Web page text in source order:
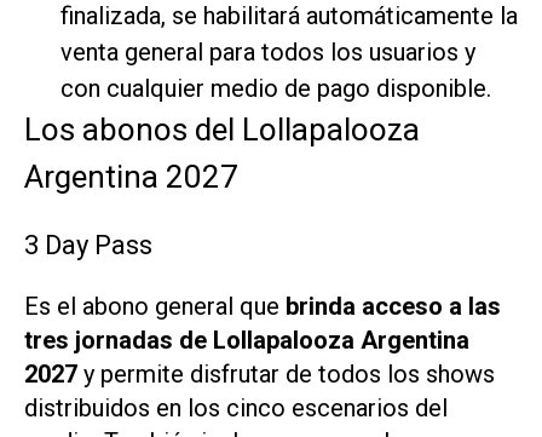
finalizada, se habilitará automáticamente la
venta general para todos los usuarios y
con cualquier medio de pago disponible.
Los abonos del Lollapalooza
Argentina 2027
3 Day Pass
Es el abono general que brinda acceso a las
tres jornadas de Lollapalooza Argentina
2027 y permite disfrutar de todos los shows
distribuidos en los cinco escenarios del